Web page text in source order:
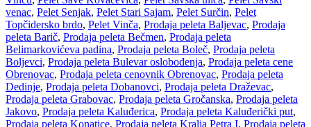
venac, Pelet Senjak, Pelet Stari Sajam, Pelet Surčin, Pelet
Topčidersko brdo, Pelet Vinča, Prodaja peleta Baljevac, Prodaja
peleta Barič, Prodaja peleta Bečmen, Prodaja peleta
Belimarkovićeva padina, Prodaja peleta Boleč, Prodaja peleta
Boljevci, Prodaja peleta Bulevar oslobođenja, Prodaja peleta cene
Obrenovac, Prodaja peleta cenovnik Obrenovac, Prodaja peleta
Dedinje, Prodaja peleta Dobanovci, Prodaja peleta Draževac,
Prodaja peleta Grabovac, Prodaja peleta Gročanska, Prodaja peleta
Jakovo, Prodaja peleta Kaluđerica, Prodaja peleta Kaluđerički put,
Prodaja peleta Konatice, Prodaja peleta Kralja Petra I, Prodaja peleta